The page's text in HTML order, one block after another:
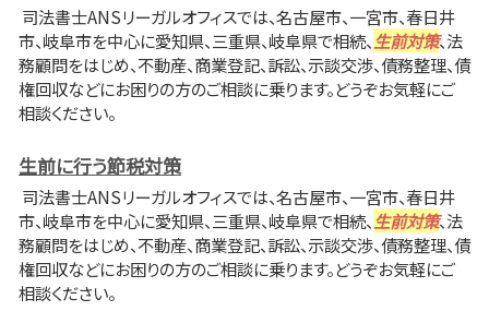
司法書士ANSリーガルオフィスでは、名古屋市、一宮市、春日井
市、岐阜市を中心に愛知県、三重県、岐阜県で相続、 生前対策、法
務顧問をはじめ、不動産、商業登記、訴訟、示談交渉、債務整理、債
権回収などにお困りの方のご相談に乗ります。どうぞお気軽にご
相談ください。
生前に行う節税対策
司法書士ANSリーガルオフィスでは、名古屋市、一宮市、春日井
市、岐阜市を中心に愛知県、三重県、岐阜県で相続、生前対策、法
務顧問をはじめ、不動産、商業登記、訴訟、示談交渉、債務整理、債
権回収などにお困りの方のご相談に乗ります。どうぞお気軽にご
相談ください。